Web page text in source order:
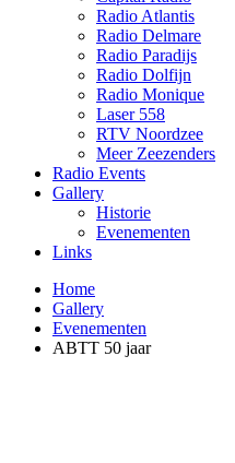
Radio Atlantis
Radio Delmare
Radio Paradijs
Radio Dolfijn
Radio Monique
Laser 558
RTV Noordzee
Meer Zeezenders
Radio Events
Gallery
Historie
Evenementen
Links
Home
Gallery
Evenementen
ABTT 50 jaar